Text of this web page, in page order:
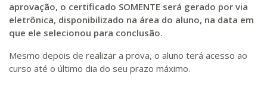
aprovação, o certificado SOMENTE será gerado por via
eletrônica, disponibilizado na área do aluno, na data em
que ele selecionou para conclusão.
Mesmo depois de realizar a prova, o aluno terá acesso ao
curso até o último dia do seu prazo máximo.